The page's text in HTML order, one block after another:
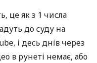
це як з 1 числа
до суду на
і десь днів через
в рунеті немає, або